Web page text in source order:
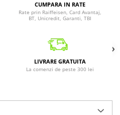
CUMPARA IN RATE
Rate prin Raiffeisen, Card Avantaj,
BT, Unicredit, Garanti, TBI
LIVRARE GRATUITA
La comenzi de peste 300 lei